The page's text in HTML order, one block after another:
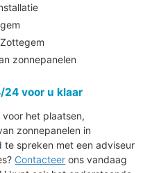
zonnepanelen
24 voor u klaar
het plaatsen,
zonnepanelen in
spreken met een adviseur
Contacteer ons vandaag